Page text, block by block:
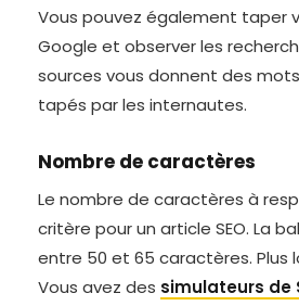
Vous pouvez également taper
Google et observer les
sources vous donnent des
tapés par les internautes.
Nombre de caractères
Le nombre de caractères à
critère pour un article SEO. La
entre 50 et 65 caractères. Plus
Vous avez des simulateurs de